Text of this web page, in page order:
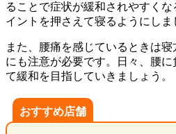
ることで症状が緩和されやすく
イントを押さえて寝るようにしま
また、腰痛を感じているときは
にも注意が必要です。日々、腰
て緩和を目指していきましょう。
おすすめ店舗